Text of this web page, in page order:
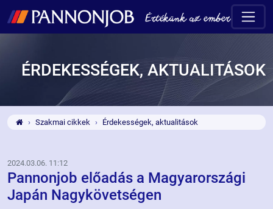
ÉRDEKESSÉGEK, AKTUALITÁSOK
Szakmai cikkek Érdekességek, aktualitások
2024.03.06. 11:12
Pannonjob előadás a Magyarországi
Japán Nagykövetségen